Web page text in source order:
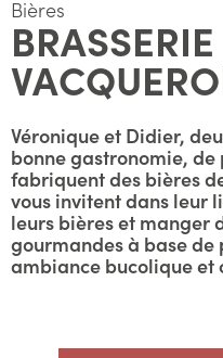
Bières
Véronique et Didier,
bonne gastronomie,
fabriquent des bières
vous invitent dans leur
leurs bières et manger
gourmandes à base de
ambiance bucolique et